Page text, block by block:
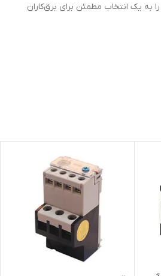
به یک انتخاب مطمئن برای برق‌کاران